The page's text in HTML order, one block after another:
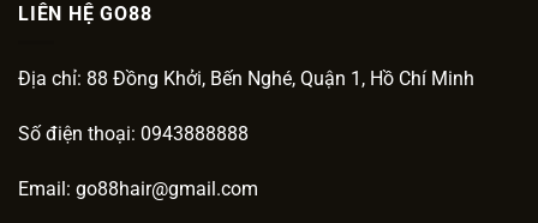
LIÊN HỆ GO88
Địa chỉ: 88 Đồng Khởi, Bến Nghé, Quận 1, Hồ Chí Minh
Số điện thoại: 0943888888
Email: go88hair@gmail.com